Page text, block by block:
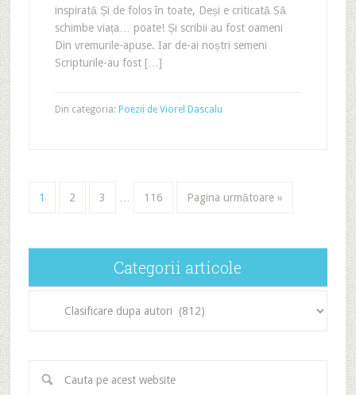
inspirată Și de folos în toate, Deși e criticată Să
schimbe viața… poate! Și scribii au fost oameni
Din vremurile-apuse. Iar de-ai noștri semeni
Scripturile-au fost […]
Din categoria: Poezii de Viorel Dascalu
1 2 3 116 Pagina următoare »
Categorii articole
articole